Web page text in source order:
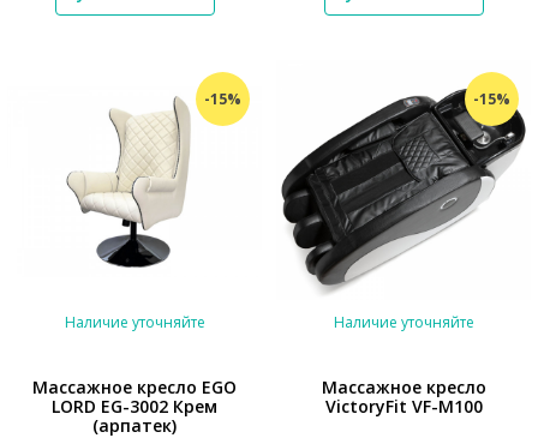
-15%
*}
Наличие уточняйте
Массажное кресло EGO
LORD EG-3002 Крем
(арпатек)
-15%
Наличие уточняйте
Массажное кресло
VictoryFit VF-M100